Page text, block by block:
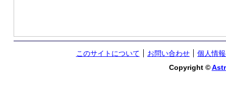
このサイトについて お問い合わせ
個人情
Copyright ©